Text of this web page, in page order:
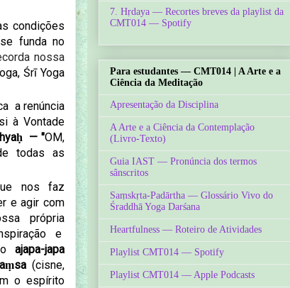
condições
funda no
nossa
Śrī Yoga
a renúncia
à Vontade
— "OM,
todas as
nos faz
e agir com
própria
e
ajapa-japa
(cisne,
o espírito
7. Hṛdaya — Recortes breves da playlist da
CMT014 — Spotify
Para estudantes — CMT014 | A Arte e a
Ciência da Meditação
Apresentação da Disciplina
A Arte e a Ciência da Contemplação
(Livro-Texto)
Guia IAST — Pronúncia dos termos
sânscritos
Saṃskṛta-Padārtha — Glossário Vivo do
Śraddhā Yoga Darśana
Heartfulness — Roteiro de Atividades
Playlist CMT014 — Spotify
Playlist CMT014 — Apple Podcasts